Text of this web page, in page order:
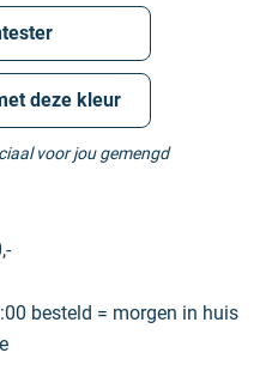
deze kleur
voor jou gemengd
besteld = morgen in huis